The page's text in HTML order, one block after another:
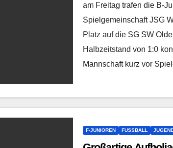
am Freitag trafen die B-
Spielgemeinschaft JSG
Platz auf die SG SW
Halbzeitstand von 1:0
Mannschaft kurz vor
F-JUNIOREN FUSSBALL